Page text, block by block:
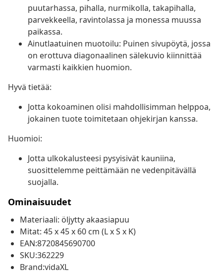
puutarhassa, pihalla, nurmikolla, takapihalla,
parvekkeella, ravintolassa ja monessa muussa
paikassa.
Ainutlaatuinen muotoilu: Puinen sivupöytä, jossa
on erottuva diagonaalinen sälekuvio kiinnittää
varmasti kaikkien huomion.
Hyvä tietää:
Jotta kokoaminen olisi mahdollisimman helppoa,
jokainen tuote toimitetaan ohjekirjan kanssa.
Huomioi:
Jotta ulkokalusteesi pysyisivät kauniina,
suosittelemme peittämään ne vedenpitävällä
suojalla.
Ominaisuudet
Materiaali: öljytty akaasiapuu
Mitat: 45 x 45 x 60 cm (L x S x K)
EAN:8720845690700
SKU:362229
Brand:vidaXL